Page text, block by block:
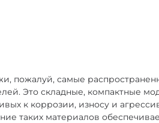
пожалуй, самые
Это складные, компактные
к коррозии, износу и
таких материалов